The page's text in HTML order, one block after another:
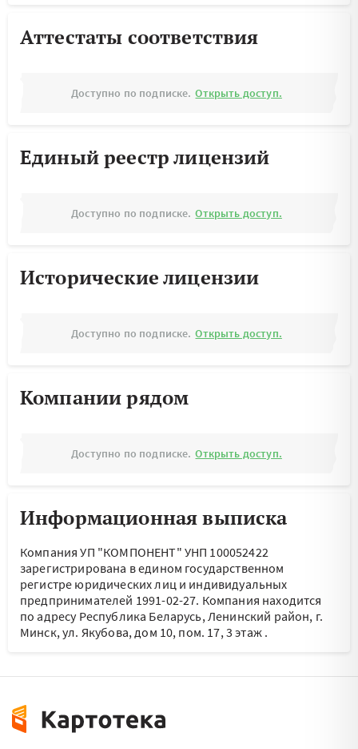
Аттестаты соответствия
Доступно по подписке. Открыть доступ.
Единый реестр лицензий
Доступно по подписке. Открыть доступ.
Исторические лицензии
Доступно по подписке. Открыть доступ.
Компании рядом
Доступно по подписке. Открыть доступ.
Информационная выписка
Компания УП "КОМПОНЕНТ" УНП 100052422
зарегистрирована в едином государственном
регистре юридических лиц и индивидуальных
предпринимателей 1991-02-27. Компания находится
по адресу Республика Беларусь, Ленинский район, г.
Минск, ул. Якубова, дом 10, пом. 17, 3 этаж.